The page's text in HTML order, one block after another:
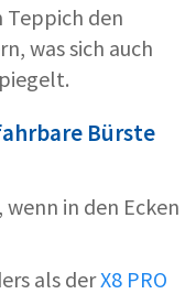
Teppich den
was sich auch
Bürste
in den Ecken
als derX8 PRO